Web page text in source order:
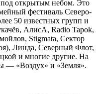
открытым небом. Это
фестиваль Северо-
50 известных групп и
АлисА, Radio Tapok,
Stigmata, Сектор
Линда, Северный Флот,
и многие другие. На
— «Воздух» и «Земля».